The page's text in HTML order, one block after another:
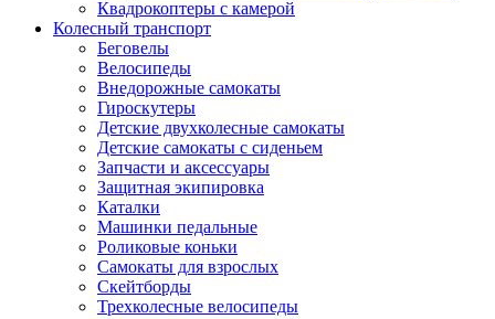
Квадрокоптеры с камерой
Колесный транспорт
Беговелы
Велосипеды
Внедорожные самокаты
Гироскутеры
Детские двухколесные самокаты
Детские самокаты с сиденьем
Запчасти и аксессуары
Защитная экипировка
Каталки
Машинки педальные
Роликовые коньки
Самокаты для взрослых
Скейтборды
Трехколесные велосипеды